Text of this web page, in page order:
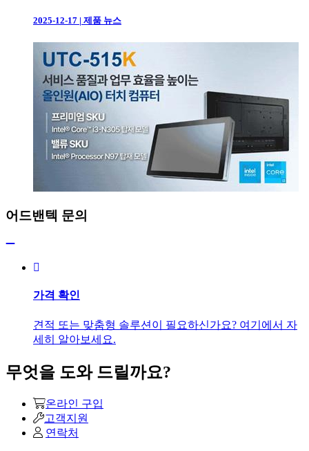
2025-12-17 | 제품 뉴스
어드밴텍 문의
가격 확인
견적 또는 맞춤형 솔루션이 필요하신가요? 여기에서 자
세히 알아보세요.
무엇을 도와 드릴까요?
온라인 구입
고객지원
연락처